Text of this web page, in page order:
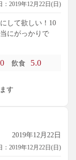
：2019年12月22日(日)
して欲しい！10
にがっかりで
飲食 5.0
す
2019年12月22日
：2019年12月22日(日)